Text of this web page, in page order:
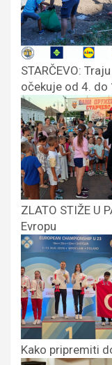
STARČEVO:
očekuje od 4. do
ZLATO STIŽE U
Evropu
Kako pripremiti